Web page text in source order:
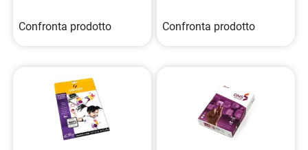
Confronta prodotto Confronta prodotto